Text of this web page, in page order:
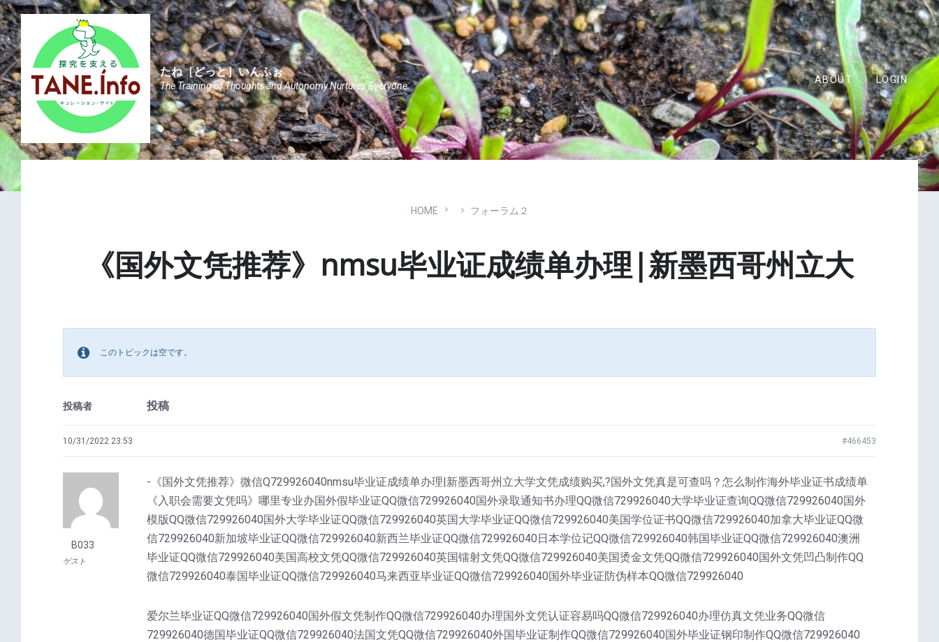
Skip
to
content
Skip
to
main
navigation
Skip
to
footer
たね［どっと］いんふぉ
The Training of Thoughts and Autonomy Nurtures Everyone.
ABOUT LOGIN
HOME フォーラム２
《国外文凭推荐》nmsu毕业证成绩单办理|新墨西哥州立大
このトピックは空です。
投稿者 投稿
10/31/2022 23:53 #466453
B033
ゲスト
-《国外文凭推荐》微信Q729926040nmsu毕业证成绩单办理|新墨西哥州立大学文凭成绩购买,?国外文凭真是可查吗？怎么制作海外毕业证书成绩单
《入职会需要文凭吗》哪里专业办国外假毕业证QQ微信729926040国外录取通知书办理QQ微信729926040大学毕业证查询QQ微信729926040国外
模版QQ微信729926040国外大学毕业证QQ微信729926040英国大学毕业证QQ微信729926040美国学位证书QQ微信729926040加拿大毕业证QQ微
信729926040新加坡毕业证QQ微信729926040新西兰毕业证QQ微信729926040日本学位记QQ微信729926040韩国毕业证QQ微信729926040澳洲
毕业证QQ微信729926040美国高校文凭QQ微信729926040英国镭射文凭QQ微信729926040美国烫金文凭QQ微信729926040国外文凭凹凸制作QQ
微信729926040泰国毕业证QQ微信729926040马来西亚毕业证QQ微信729926040国外毕业证防伪样本QQ微信729926040
爱尔兰毕业证QQ微信729926040国外假文凭制作QQ微信729926040办理国外文凭认证容易吗QQ微信729926040办理仿真文凭业务QQ微信
729926040德国毕业证QQ微信729926040法国文凭QQ微信729926040外国毕业证制作QQ微信729926040国外毕业证钢印制作QQ微信729926040